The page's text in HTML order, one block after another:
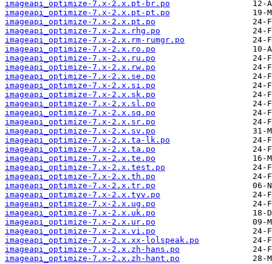
imageapi_optimize-7.x-2.x.pt-br.po
imageapi_optimize-7.x-2.x.pt-pt.po
imageapi_optimize-7.x-2.x.pt.po
imageapi_optimize-7.x-2.x.rhg.po
imageapi_optimize-7.x-2.x.rm-rumgr.po
imageapi_optimize-7.x-2.x.ro.po
imageapi_optimize-7.x-2.x.ru.po
imageapi_optimize-7.x-2.x.rw.po
imageapi_optimize-7.x-2.x.se.po
imageapi_optimize-7.x-2.x.si.po
imageapi_optimize-7.x-2.x.sk.po
imageapi_optimize-7.x-2.x.sl.po
imageapi_optimize-7.x-2.x.sq.po
imageapi_optimize-7.x-2.x.sr.po
imageapi_optimize-7.x-2.x.sv.po
imageapi_optimize-7.x-2.x.ta-lk.po
imageapi_optimize-7.x-2.x.ta.po
imageapi_optimize-7.x-2.x.te.po
imageapi_optimize-7.x-2.x.test.po
imageapi_optimize-7.x-2.x.th.po
imageapi_optimize-7.x-2.x.tr.po
imageapi_optimize-7.x-2.x.tyv.po
imageapi_optimize-7.x-2.x.ug.po
imageapi_optimize-7.x-2.x.uk.po
imageapi_optimize-7.x-2.x.ur.po
imageapi_optimize-7.x-2.x.vi.po
imageapi_optimize-7.x-2.x.xx-lolspeak.po
imageapi_optimize-7.x-2.x.zh-hans.po
imageapi_optimize-7.x-2.x.zh-hant.po